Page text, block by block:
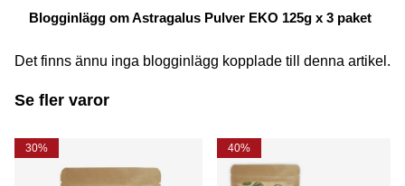
Blogginlägg om Astragalus Pulver EKO 125g x 3 paket
Det finns ännu inga blogginlägg kopplade till denna artikel.
Se fler varor
30% 40%